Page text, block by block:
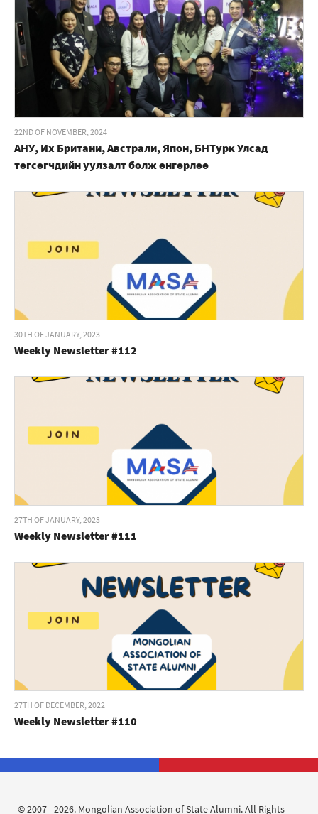
22ND OF NOVEMBER, 2024
АНУ, Их Британи, Австрали, Япон, БНТурк Улсад
төгсөгчдийн уулзалт болж өнгөрлөө
30TH OF JANUARY, 2023
Weekly Newsletter #112
27TH OF JANUARY, 2023
Weekly Newsletter #111
27TH OF DECEMBER, 2022
Weekly Newsletter #110
© 2007 - 2026. Mongolian Association of State Alumni. All Rights